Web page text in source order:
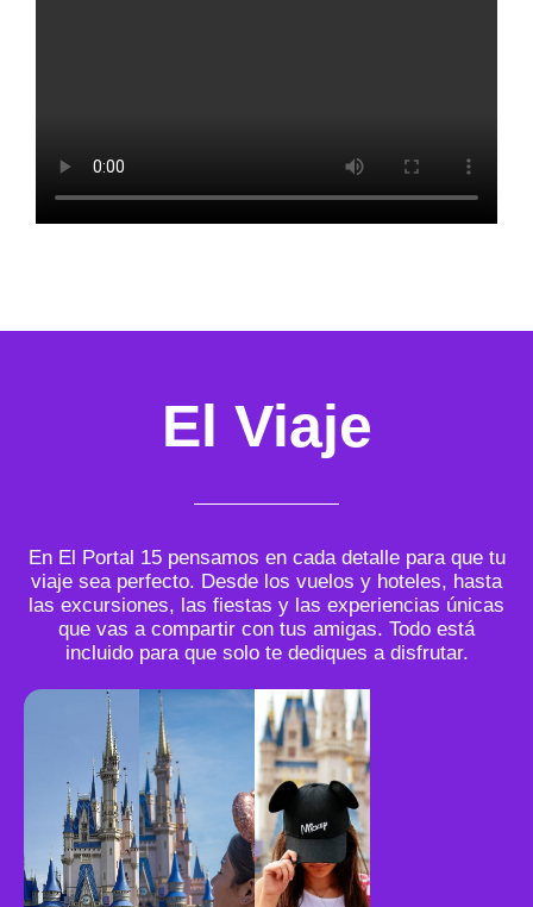
El Viaje
En El Portal 15 pensamos en cada detalle para que tu
viaje sea perfecto. Desde los vuelos y hoteles, hasta
las excursiones, las fiestas y las experiencias únicas
que vas a compartir con tus amigas. Todo está
incluido para que solo te dediques a disfrutar.